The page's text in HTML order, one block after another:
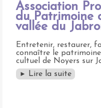
Association
du Patrimoine
vallée du
Entretenir, restaurer,
connaître le
cultuel de Noyers sur
► Lire la suite